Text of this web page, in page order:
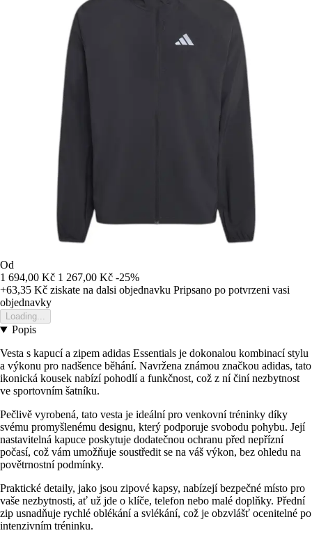
Od
1 694,00 Kč 1 267,00 Kč -25%
+63,35 Kč ziskate na dalsi objednavku Pripsano po potvrzeni vasi
objednavky
Loading...
Popis
Vesta s kapucí a zipem adidas Essentials je dokonalou kombinací stylu
a výkonu pro nadšence běhání. Navržena známou značkou adidas, tato
ikonická kousek nabízí pohodlí a funkčnost, což z ní činí nezbytnost
ve sportovním šatníku.
Pečlivě vyrobená, tato vesta je ideální pro venkovní tréninky díky
svému promyšlenému designu, který podporuje svobodu pohybu. Její
nastavitelná kapuce poskytuje dodatečnou ochranu před nepřízní
počasí, což vám umožňuje soustředit se na váš výkon, bez ohledu na
povětrnostní podmínky.
Praktické detaily, jako jsou zipové kapsy, nabízejí bezpečné místo pro
vaše nezbytnosti, ať už jde o klíče, telefon nebo malé doplňky. Přední
zip usnadňuje rychlé oblékání a svlékání, což je obzvlášť ocenitelné po
intenzivním tréninku.